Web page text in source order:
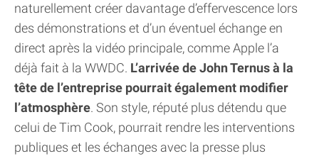
naturellement créer davantage d’effervescence lors
des démonstrations et d’un éventuel échange en
direct après la vidéo principale, comme Apple l’a
déjà fait à la WWDC. L’arrivée de John Ternus à la
tête de l’entreprise pourrait également modifier
l’atmosphère. Son style, réputé plus détendu que
celui de Tim Cook, pourrait rendre les interventions
publiques et les échanges avec la presse plus